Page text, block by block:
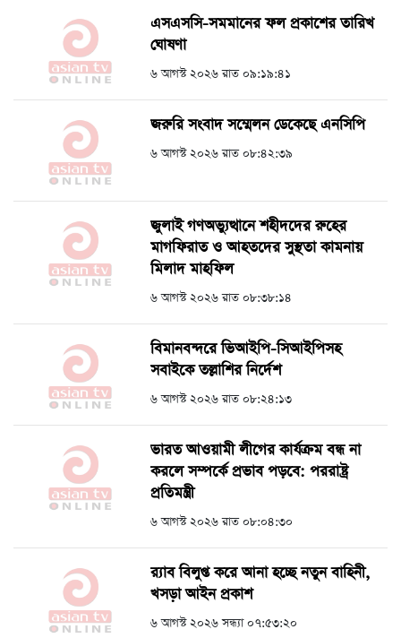
এসএসসি-সমমানের ফল প্রকাশের তারিখ
ঘোষণা
৬ আগস্ট ২০২৬ রাত ০৯:১৯:৪১
জরুরি সংবাদ সম্মেলন ডেকেছে এনসিপি
৬ আগস্ট ২০২৬ রাত ০৮:৪২:৩৯
জুলাই গণঅভ্যুত্থানে শহীদদের রুহের
মাগফিরাত ও আহতদের সুস্থতা কামনায়
মিলাদ মাহফিল
৬ আগস্ট ২০২৬ রাত ০৮:৩৮:১৪
বিমানবন্দরে ভিআইপি-সিআইপিসহ
সবাইকে তল্লাশির নির্দেশ
৬ আগস্ট ২০২৬ রাত ০৮:২৪:১৩
ভারত আওয়ামী লীগের কার্যক্রম বন্ধ না
করলে সম্পর্কে প্রভাব পড়বে: পররাষ্ট্র
প্রতিমন্ত্রী
৬ আগস্ট ২০২৬ রাত ০৮:০৪:৩০
র‍্যাব বিলুপ্ত করে আনা হচ্ছে নতুন বাহিনী,
খসড়া আইন প্রকাশ
৬ আগস্ট ২০২৬ সন্ধ্যা ০৭:৫৩:২০